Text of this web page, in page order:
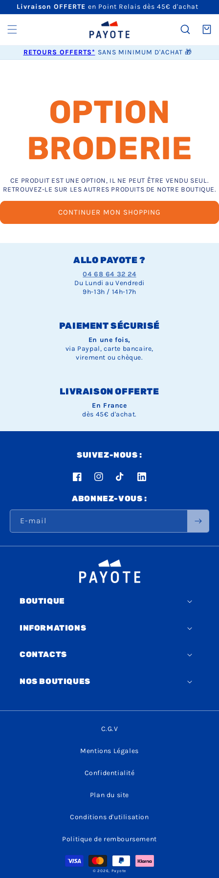
PASSER
CONTENU
Livraison OFFERTE en Point Relais dès 45€ d'achat
Panier
RETOURS OFFERTS* SANS MINIMUM D'ACHAT 🎁
OPTION
BRODERIE
CE PRODUIT EST UNE OPTION, IL NE PEUT ÊTRE VENDU SEUL.
RETROUVEZ-LE SUR LES AUTRES PRODUITS DE NOTRE BOUTIQUE.
CONTINUER MON SHOPPING
ALLO PAYOTE ?
04 68 64 32 24
Du Lundi au Vendredi
9h-13h / 14h-17h
PAIEMENT SÉCURISÉ
En une fois,
via Paypal, carte bancaire,
virement ou chèque.
LIVRAISON OFFERTE
En France
dès 45€ d'achat.
SUIVEZ-NOUS :
FacebookInstagramTikTok LinkedIn
ABONNEZ-VOUS :
E-mail
BOUTIQUE
INFORMATIONS
CONTACTS
NOS BOUTIQUES
C.G.V
Mentions Légales
Confidentialité
Plan du site
Conditions d'utilisation
Politique de remboursement
© 2026, Payote